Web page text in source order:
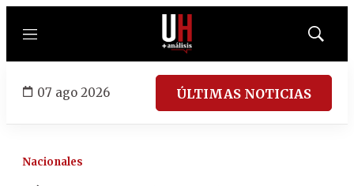
Menú
Mostrar
07 ago 2026 ÚLTIMAS NOTICIAS
Nacionales